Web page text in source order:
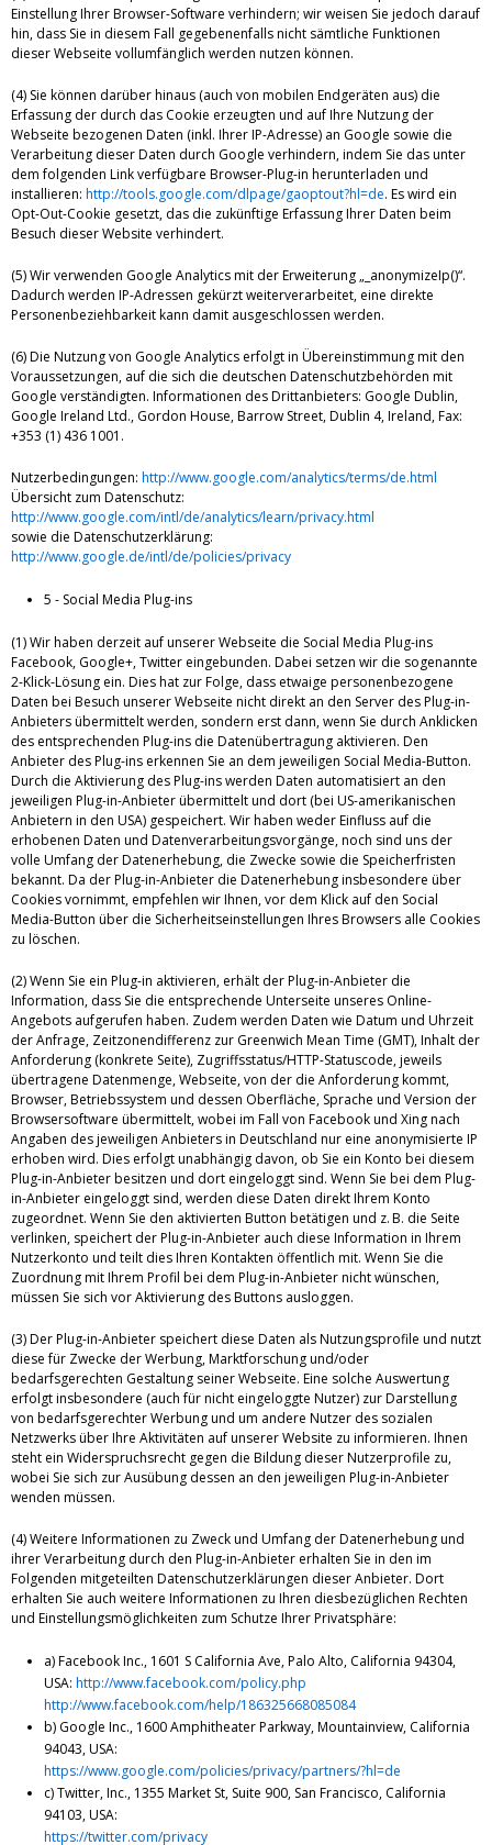
Einstellung Ihrer Browser-Software verhindern; wir weisen Sie jedoch darauf
hin, dass Sie in diesem Fall gegebenenfalls nicht sämtliche Funktionen
dieser Webseite vollumfänglich werden nutzen können.
(4) Sie können darüber hinaus (auch von mobilen Endgeräten aus) die
Erfassung der durch das Cookie erzeugten und auf Ihre Nutzung der
Webseite bezogenen Daten (inkl. Ihrer IP-Adresse) an Google sowie die
Verarbeitung dieser Daten durch Google verhindern, indem Sie das unter
dem folgenden Link verfügbare Browser-Plug-in herunterladen und
installieren: http://tools.google.com/dlpage/gaoptout?hl=de. Es wird ein
Opt-Out-Cookie gesetzt, das die zukünftige Erfassung Ihrer Daten beim
Besuch dieser Website verhindert.
(5) Wir verwenden Google Analytics mit der Erweiterung „_anonymizeIp()“.
Dadurch werden IP-Adressen gekürzt weiterverarbeitet, eine direkte
Personenbeziehbarkeit kann damit ausgeschlossen werden.
(6) Die Nutzung von Google Analytics erfolgt in Übereinstimmung mit den
Voraussetzungen, auf die sich die deutschen Datenschutzbehörden mit
Google verständigten. Informationen des Drittanbieters: Google Dublin,
Google Ireland Ltd., Gordon House, Barrow Street, Dublin 4, Ireland, Fax:
+353 (1) 436 1001.
Nutzerbedingungen: http://www.google.com/analytics/terms/de.html
Übersicht zum Datenschutz:
http://www.google.com/intl/de/analytics/learn/privacy.html
sowie die Datenschutzerklärung:
http://www.google.de/intl/de/policies/privacy
5 - Social Media Plug-ins
(1) Wir haben derzeit auf unserer Webseite die Social Media Plug-ins
Facebook, Google+, Twitter eingebunden. Dabei setzen wir die sogenannte
2-Klick-Lösung ein. Dies hat zur Folge, dass etwaige personenbezogene
Daten bei Besuch unserer Webseite nicht direkt an den Server des Plug-in-
Anbieters übermittelt werden, sondern erst dann, wenn Sie durch Anklicken
des entsprechenden Plug-ins die Datenübertragung aktivieren. Den
Anbieter des Plug-ins erkennen Sie an dem jeweiligen Social Media-Button.
Durch die Aktivierung des Plug-ins werden Daten automatisiert an den
jeweiligen Plug-in-Anbieter übermittelt und dort (bei US-amerikanischen
Anbietern in den USA) gespeichert. Wir haben weder Einfluss auf die
erhobenen Daten und Datenverarbeitungsvorgänge, noch sind uns der
volle Umfang der Datenerhebung, die Zwecke sowie die Speicherfristen
bekannt. Da der Plug-in-Anbieter die Datenerhebung insbesondere über
Cookies vornimmt, empfehlen wir Ihnen, vor dem Klick auf den Social
Media-Button über die Sicherheitseinstellungen Ihres Browsers alle Cookies
zu löschen.
(2) Wenn Sie ein Plug-in aktivieren, erhält der Plug-in-Anbieter die
Information, dass Sie die entsprechende Unterseite unseres Online-
Angebots aufgerufen haben. Zudem werden Daten wie Datum und Uhrzeit
der Anfrage, Zeitzonendifferenz zur Greenwich Mean Time (GMT), Inhalt der
Anforderung (konkrete Seite), Zugriffsstatus/HTTP-Statuscode, jeweils
übertragene Datenmenge, Webseite, von der die Anforderung kommt,
Browser, Betriebssystem und dessen Oberfläche, Sprache und Version der
Browsersoftware übermittelt, wobei im Fall von Facebook und Xing nach
Angaben des jeweiligen Anbieters in Deutschland nur eine anonymisierte IP
erhoben wird. Dies erfolgt unabhängig davon, ob Sie ein Konto bei diesem
Plug-in-Anbieter besitzen und dort eingeloggt sind. Wenn Sie bei dem Plug-
in-Anbieter eingeloggt sind, werden diese Daten direkt Ihrem Konto
zugeordnet. Wenn Sie den aktivierten Button betätigen und z. B. die Seite
verlinken, speichert der Plug-in-Anbieter auch diese Information in Ihrem
Nutzerkonto und teilt dies Ihren Kontakten öffentlich mit. Wenn Sie die
Zuordnung mit Ihrem Profil bei dem Plug-in-Anbieter nicht wünschen,
müssen Sie sich vor Aktivierung des Buttons ausloggen.
(3) Der Plug-in-Anbieter speichert diese Daten als Nutzungsprofile und nutzt
diese für Zwecke der Werbung, Marktforschung und/oder
bedarfsgerechten Gestaltung seiner Webseite. Eine solche Auswertung
erfolgt insbesondere (auch für nicht eingeloggte Nutzer) zur Darstellung
von bedarfsgerechter Werbung und um andere Nutzer des sozialen
Netzwerks über Ihre Aktivitäten auf unserer Website zu informieren. Ihnen
steht ein Widerspruchsrecht gegen die Bildung dieser Nutzerprofile zu,
wobei Sie sich zur Ausübung dessen an den jeweiligen Plug-in-Anbieter
wenden müssen.
(4) Weitere Informationen zu Zweck und Umfang der Datenerhebung und
ihrer Verarbeitung durch den Plug-in-Anbieter erhalten Sie in den im
Folgenden mitgeteilten Datenschutzerklärungen dieser Anbieter. Dort
erhalten Sie auch weitere Informationen zu Ihren diesbezüglichen Rechten
und Einstellungsmöglichkeiten zum Schutze Ihrer Privatsphäre:
a) Facebook Inc., 1601 S California Ave, Palo Alto, California 94304,
USA: http://www.facebook.com/policy.php
http://www.facebook.com/help/186325668085084
b) Google Inc., 1600 Amphitheater Parkway, Mountainview, California
94043, USA:
https://www.google.com/policies/privacy/partners/?hl=de
c) Twitter, Inc., 1355 Market St, Suite 900, San Francisco, California
94103, USA:
https://twitter.com/privacy